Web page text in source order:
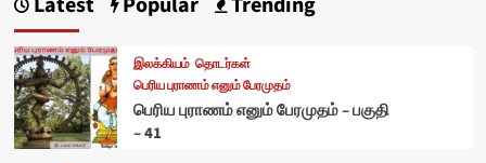
இலக்கியம் தொடர்கள்
பெரிய புராணம் எனும் பேரமுதம்
பெரிய புராணம் எனும் பேரமுதம் – பகுதி
– 41